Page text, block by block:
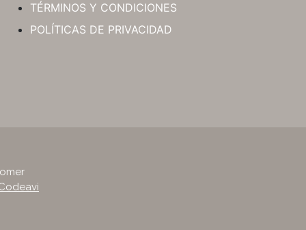
TÉRMINOS Y CONDICIONES
POLÍTICAS DE PRIVACIDAD